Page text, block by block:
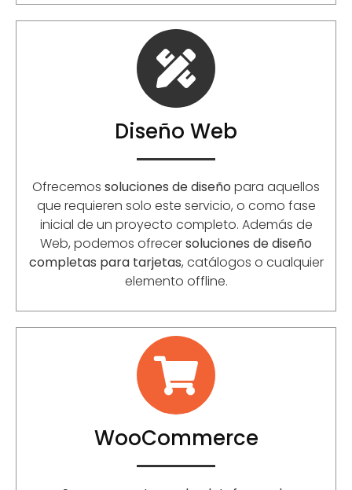
Diseño Web
Ofrecemos soluciones de diseño para aquellos
que requieren solo este servicio, o como fase
inicial de un proyecto completo. Además de
Web, podemos ofrecersoluciones de diseño
completas para tarjetas, catálogos o cualquier
elemento offline.
WooCommerce